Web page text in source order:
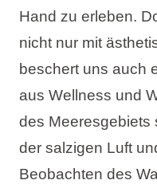
Ami Loyalty
Blogs
Hand zu erleben.
nicht nur mit
beschert uns auch
aus Wellness und
des Meeresgebiets
der salzigen Luft
Beobachten des